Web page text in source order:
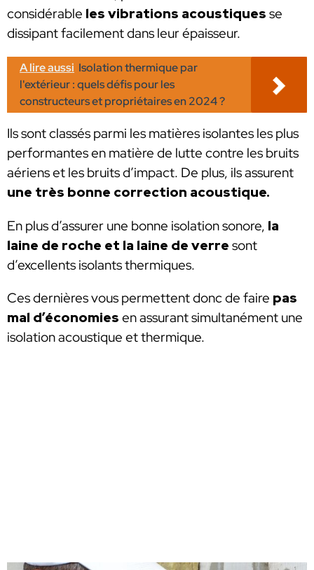
considérable les vibrations acoustiques se
dissipant facilement dans leur épaisseur.
A lire aussi Isolation thermique par
l'extérieur : quels défis pour les
constructeurs et propriétaires en 2024 ?
Ils sont classés parmi les matières isolantes les plus
performantes en matière de lutte contre les bruits
aériens et les bruits d’impact. De plus, ils assurent
une très bonne correction acoustique.
En plus d’assurer une bonne isolation sonore, la
laine de roche et la laine de verre sont
d’excellents isolants thermiques.
Ces dernières vous permettent donc de faire pas
mal d’économies en assurant simultanément une
isolation acoustique et thermique.